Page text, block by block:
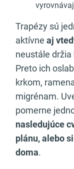
Trapézy sú
aktívne aj
neustále
Preto ich
krkom,
migrénam.
pomerne
nasledujúce
plánu, alebo
doma.